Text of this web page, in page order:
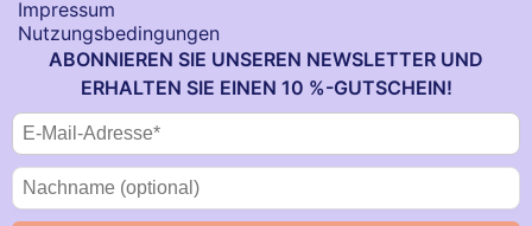
Impressum
Nutzungsbedingungen
ABONNIEREN SIE UNSEREN NEWSLETTER UND
ERHALTEN SIE EINEN 10 %-GUTSCHEIN!